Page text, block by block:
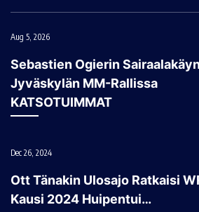
Aug 5, 2026
Sebastien Ogierin
Jyväskylän MM-Rallissa
KATSOTUIMMAT
Dec 26, 2024
Ott Tänakin Ulosajo Ratkaisi
Kausi 2024 Huipentui…